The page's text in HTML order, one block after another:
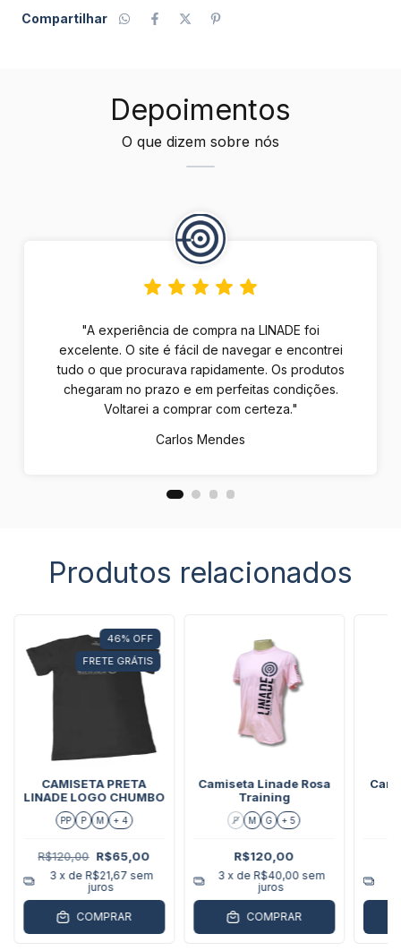
Compartilhar
Depoimentos
O que dizem sobre nós
"A experiência de compra na LINADE foi
excelente. O site é fácil de navegar e encontrei
tudo o que procurava rapidamente. Os produtos
chegaram no prazo e em perfeitas condições.
Voltarei a comprar com certeza."
Carlos Mendes
Produtos relacionados
46% OFF
FRETE GRÁTIS
CAMISETA PRETA
LINADE LOGO CHUMBO
PP P M + 4
R$120,00 R$65,00
3 x de R$21,67 sem
juros
COMPRAR
Camiseta Linade Rosa
Training
P M G + 5
R$120,00
3 x de R$40,00 sem
juros
COMPRAR